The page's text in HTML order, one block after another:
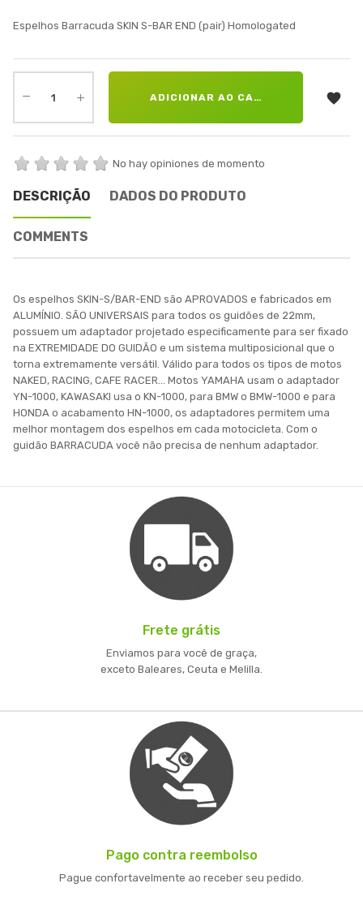
Espelhos Barracuda SKIN S-BAR END (pair) Homologated
ADICIONAR AO CARRINHO 
No hay opiniones de momento
DESCRIÇÃO DADOS DO PRODUTO
COMMENTS
Os espelhos SKIN-S/BAR-END são APROVADOS e fabricados em
ALUMÍNIO. SÃO UNIVERSAIS para todos os guidões de 22mm,
possuem um adaptador projetado especificamente para ser fixado
na EXTREMIDADE DO GUIDÃO e um sistema multiposicional que o
torna extremamente versátil. Válido para todos os tipos de motos
NAKED, RACING, CAFE RACER... Motos YAMAHA usam o adaptador
YN-1000, KAWASAKI usa o KN-1000, para BMW o BMW-1000 e para
HONDA o acabamento HN-1000, os adaptadores permitem uma
melhor montagem dos espelhos em cada motocicleta. Com o
guidão BARRACUDA você não precisa de nenhum adaptador.
Frete grátis
Enviamos para você de graça,
exceto Baleares, Ceuta e Melilla.
Pago contra reembolso
Pague confortavelmente ao receber seu pedido.